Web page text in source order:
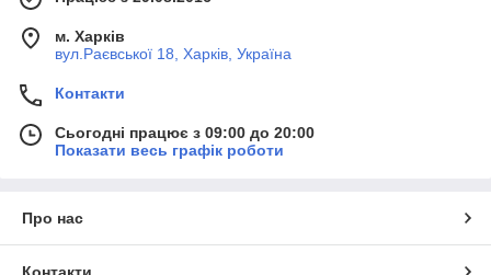
м. Харків
вул.Раєвської 18, Харків, Україна
Контакти
Сьогодні працює з 09:00 до 20:00
Показати весь графік роботи
Про нас